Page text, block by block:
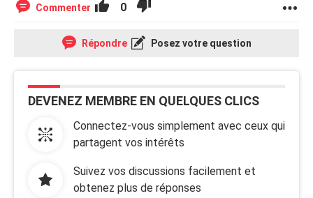
Commenter 0
Répondre Posez votre question
DEVENEZ MEMBRE EN QUELQUES CLICS
Connectez-vous simplement avec ceux qui
partagent vos intérêts
Suivez vos discussions facilement et
obtenez plus de réponses